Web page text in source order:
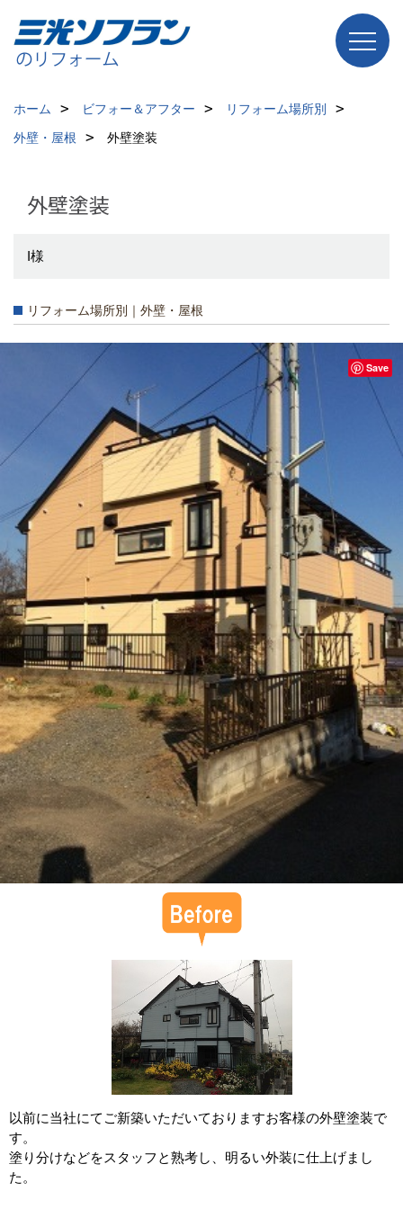
ホーム ビフォー＆アフター
リフォーム場所別
外壁・屋根
外壁塗装
外壁塗装
I様
リフォーム場所別｜外壁・屋根
以前に当社にてご新築いただいておりますお客様の外壁塗装で
す。
塗り分けなどをスタッフと熟考し、明るい外装に仕上げまし
た。
Save